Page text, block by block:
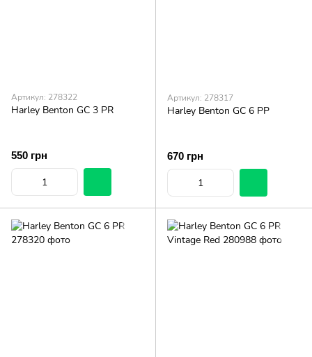
Артикул: 278322
Harley Benton GC 3 PR
550 грн
Артикул: 278317
Harley Benton GC 6 PP
670 грн